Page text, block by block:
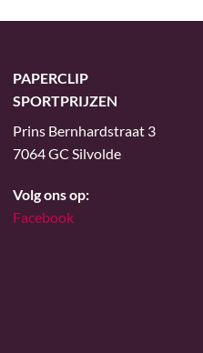
PAPERCLIP
SPORTPRIJZEN
Prins Bernhardstraat 3
7064 GC Silvolde
Volg ons op:
Facebook